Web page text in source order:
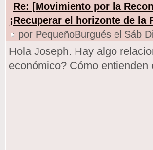
Re: [Movimiento por la
¡Recuperar el horizonte de
por PequeñoBurgués el Sáb
Hola Joseph. Hay algo
económico? Cómo